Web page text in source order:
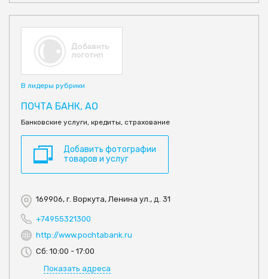
В лидеры рубрики
ПОЧТА БАНК, АО
Банковские услуги, кредиты, страхование
Добавить фотографии
товаров и услуг
169906, г. Воркута, Ленина ул., д. 31
+74955321300
http://www.pochtabank.ru
Сб: 10:00 - 17:00
Показать адреса